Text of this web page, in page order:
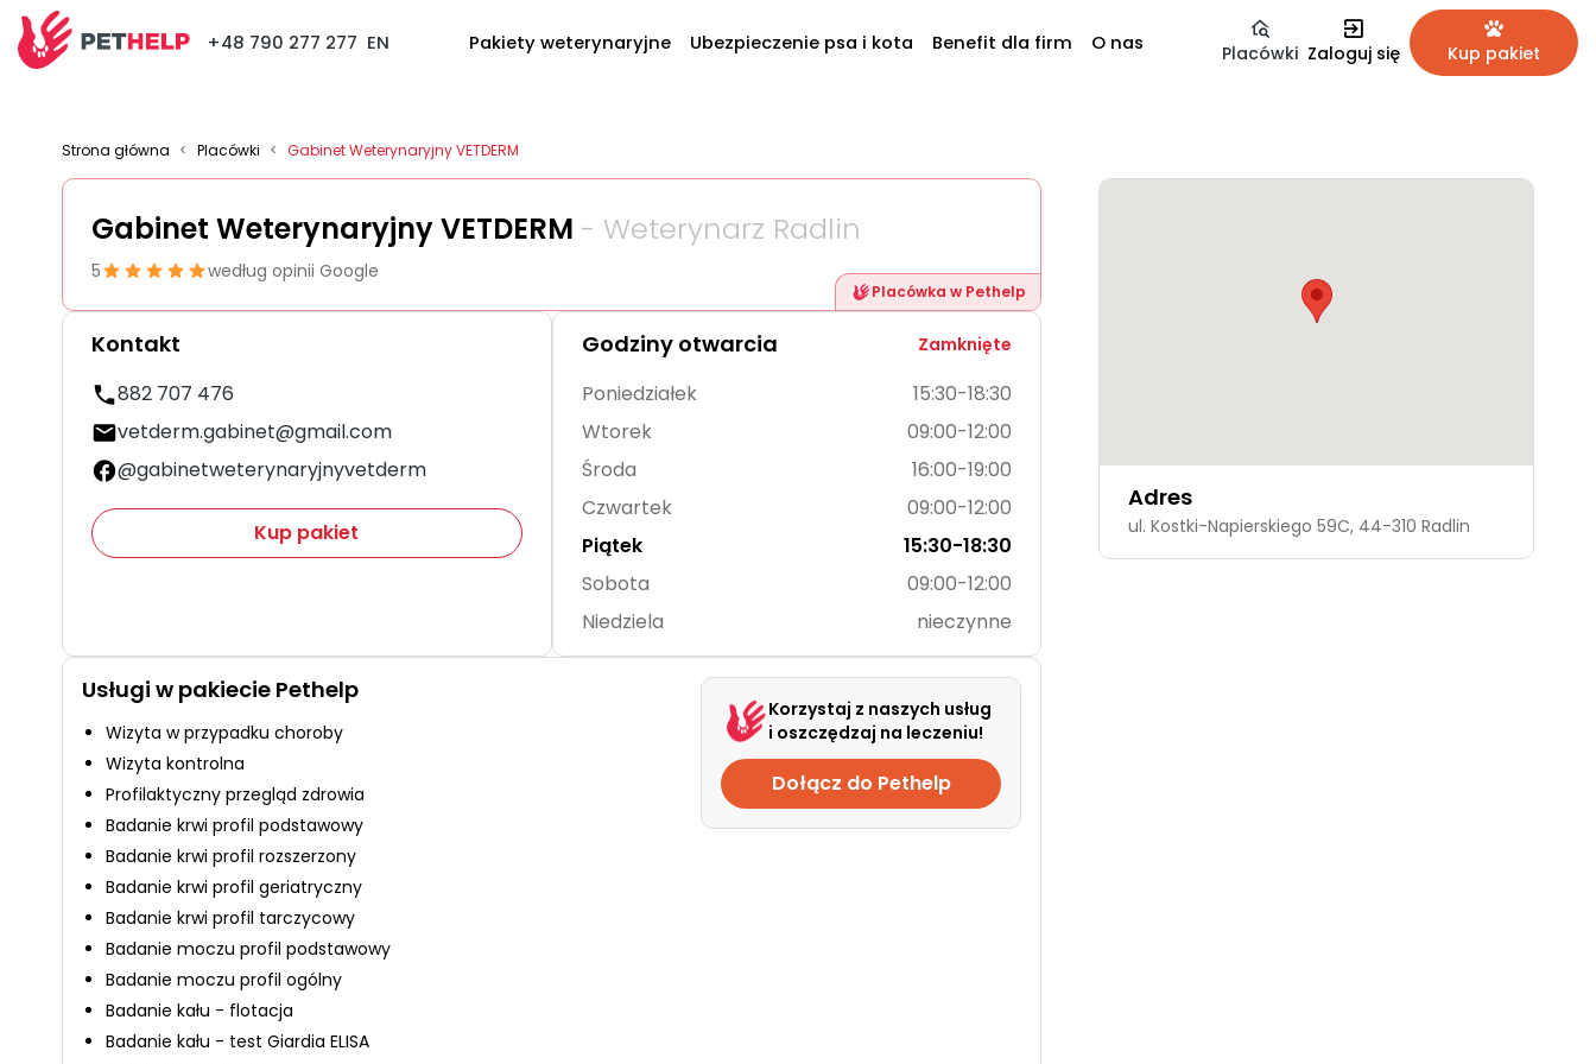
+48 790 277 277 EN Pakiety weterynaryjne Ubezpieczenie psa i kota Benefit dla firm O nas Placówki Zaloguj się Kup pakiet
Strona główna < Placówki < Gabinet Weterynaryjny VETDERM
Gabinet Weterynaryjny VETDERM - Weterynarz Radlin
5 według opinii Google
Placówka w Pethelp
Kontakt
882 707 476
vetderm.gabinet@gmail.com
@gabinetweterynaryjnyvetderm
Kup pakiet
Godziny otwarcia Zamknięte
Poniedziałek
15:30-18:30
Wtorek
09:00-12:00
Środa
16:00-19:00
Czwartek
09:00-12:00
Piątek
15:30-18:30
Sobota
09:00-12:00
Niedziela
nieczynne
Usługi w pakiecie Pethelp
Wizyta w przypadku choroby
Wizyta kontrolna
Profilaktyczny przegląd zdrowia
Badanie krwi profil podstawowy
Badanie krwi profil rozszerzony
Badanie krwi profil geriatryczny
Badanie krwi profil tarczycowy
Badanie moczu profil podstawowy
Badanie moczu profil ogólny
Badanie kału - flotacja
Badanie kału - test Giardia ELISA
Korzystaj z naszych usług
i oszczędzaj na leczeniu!
Dołącz do Pethelp
Adres
ul. Kostki-Napierskiego 59C, 44-310 Radlin